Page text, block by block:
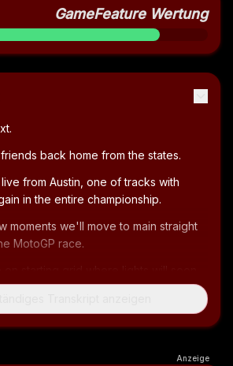
GameFeature Wertung
back home from the states.
from Austin, one of tracks with
in the entire championship.
moments we'll move to main straight
MotoGP race.
race The racer officials give the okay
fixed firmly on the lights.
more seconds And the Grand Prix
Anzeige